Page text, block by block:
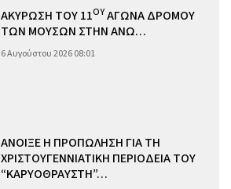
ΑΚΥΡΩΣΗ ΤΟΥ 11ΟΥΑΓΩΝΑ ΔΡΟΜΟΥ
ΤΩΝ ΜΟΥΣΩΝ ΣΤΗΝ ΑΝΩ…
6 Αυγούστου 2026 08:01
ΑΝΟΙΞΕ Η ΠΡΟΠΩΛΗΣΗ ΓΙΑ ΤΗ
ΧΡΙΣΤΟΥΓΕΝΝΙΑΤΙΚΗ ΠΕΡΙΟΔΕΙΑ ΤΟΥ
“ΚΑΡΥΟΘΡΑΥΣΤΗ”…